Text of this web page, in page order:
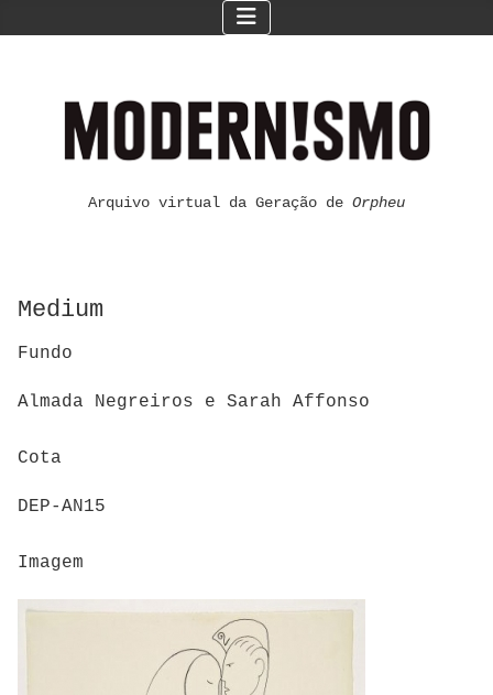
Arquivo virtual da Geração de Orpheu
Medium
Fundo
Almada Negreiros e Sarah Affonso
Cota
DEP-AN15
Imagem